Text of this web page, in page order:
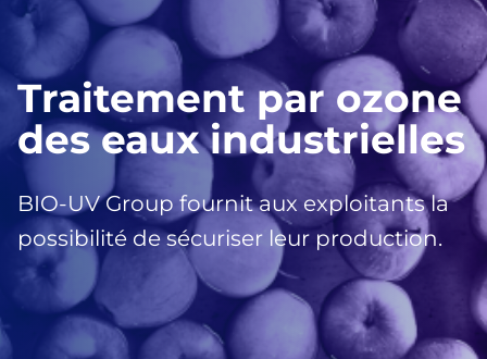
Traitement par ozone
des eaux industrielles
BIO-UV Group fournit aux exploitants la
possibilité de sécuriser leur production.